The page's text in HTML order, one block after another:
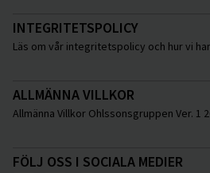
INTEGRITETSPOLICY
Läs om vår integritetspolicy och hur vi
ALLMÄNNA VILLKOR
Allmänna Villkor Ohlssonsgruppen Ver. 1
FÖLJ OSS I SOCIALA MEDIER